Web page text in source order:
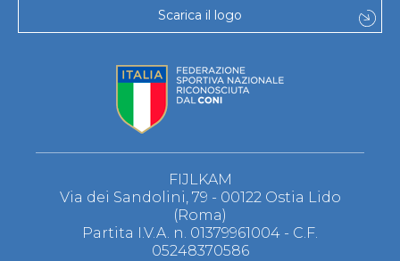
Scarica il logo
FIJLKAM
Via dei Sandolini, 79 - 00122 Ostia Lido
(Roma)
Partita I.V.A. n. 01379961004 - C.F.
05248370586